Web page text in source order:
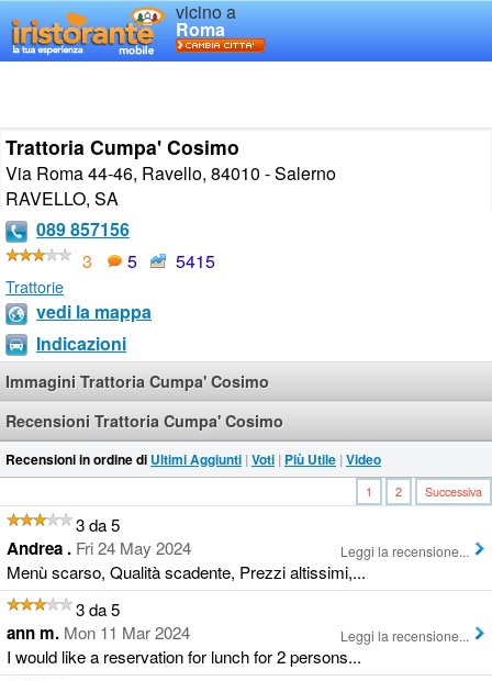
vicino a
Roma
Trattoria Cumpa' Cosimo
Via Roma 44-46, Ravello, 84010 - Salerno
RAVELLO, SA
089 857156
3
5 5415
Trattorie
vedi la mappa
Indicazioni
Immagini Trattoria Cumpa' Cosimo
Recensioni Trattoria Cumpa' Cosimo
Recensioni in ordine di Ultimi Aggiunti | Voti | Più Utile | Video
1 2 Successiva
3 da 5
Andrea . Fri 24 May 2024
Menù scarso, Qualità scadente, Prezzi altissimi,...
Leggi la recensione...
3 da 5
ann m. Mon 11 Mar 2024
I would like a reservation for lunch for 2 persons...
Leggi la recensione...